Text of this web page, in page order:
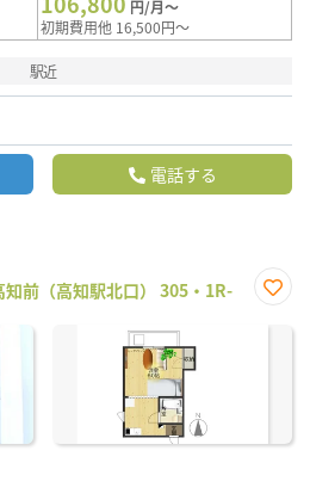
円/月～
初期費用他 16,500円～
駅近
電話する
前（高知駅北口） 305・1R-
に入